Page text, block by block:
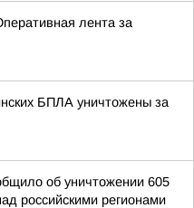
лента за
БПЛА уничтожены за
об уничтожении 605
российскими регионами